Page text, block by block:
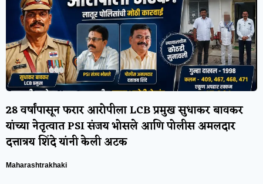
28 वर्षांपासून फरार आरोपीला LCB प्रमुख सुधाकर बावकर
यांच्या नेतृत्वात PSI संजय भोसले आणि पोलीस अमलदार
दत्तात्रय शिंदे यांनी केली अटक
Maharashtrakhaki